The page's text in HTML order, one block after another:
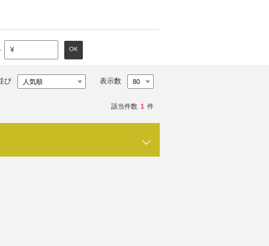
¥ OK
び 表示数
該当件数 1 件